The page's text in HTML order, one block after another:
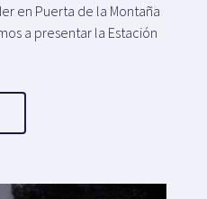
en Puerta de la Montaña
a presentar la Estación